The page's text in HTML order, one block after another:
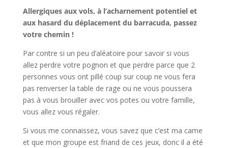
Allergiques aux vols, à l’acharnement potentiel et
aux hasard du déplacement du barracuda, passez
votre chemin !
Par contre si un peu d’aléatoire pour savoir si vous
allez perdre votre pognon et que perdre parce que 2
personnes vous ont pillé coup sur coup ne vous fera
pas renverser la table de rage ou ne vous poussera
pas à vous brouiller avec vos potes ou votre famille,
vous allez vous régaler.
Si vous me connaissez, vous savez que c’est ma came
et que mon groupe est friand de ces jeux, donc il a été